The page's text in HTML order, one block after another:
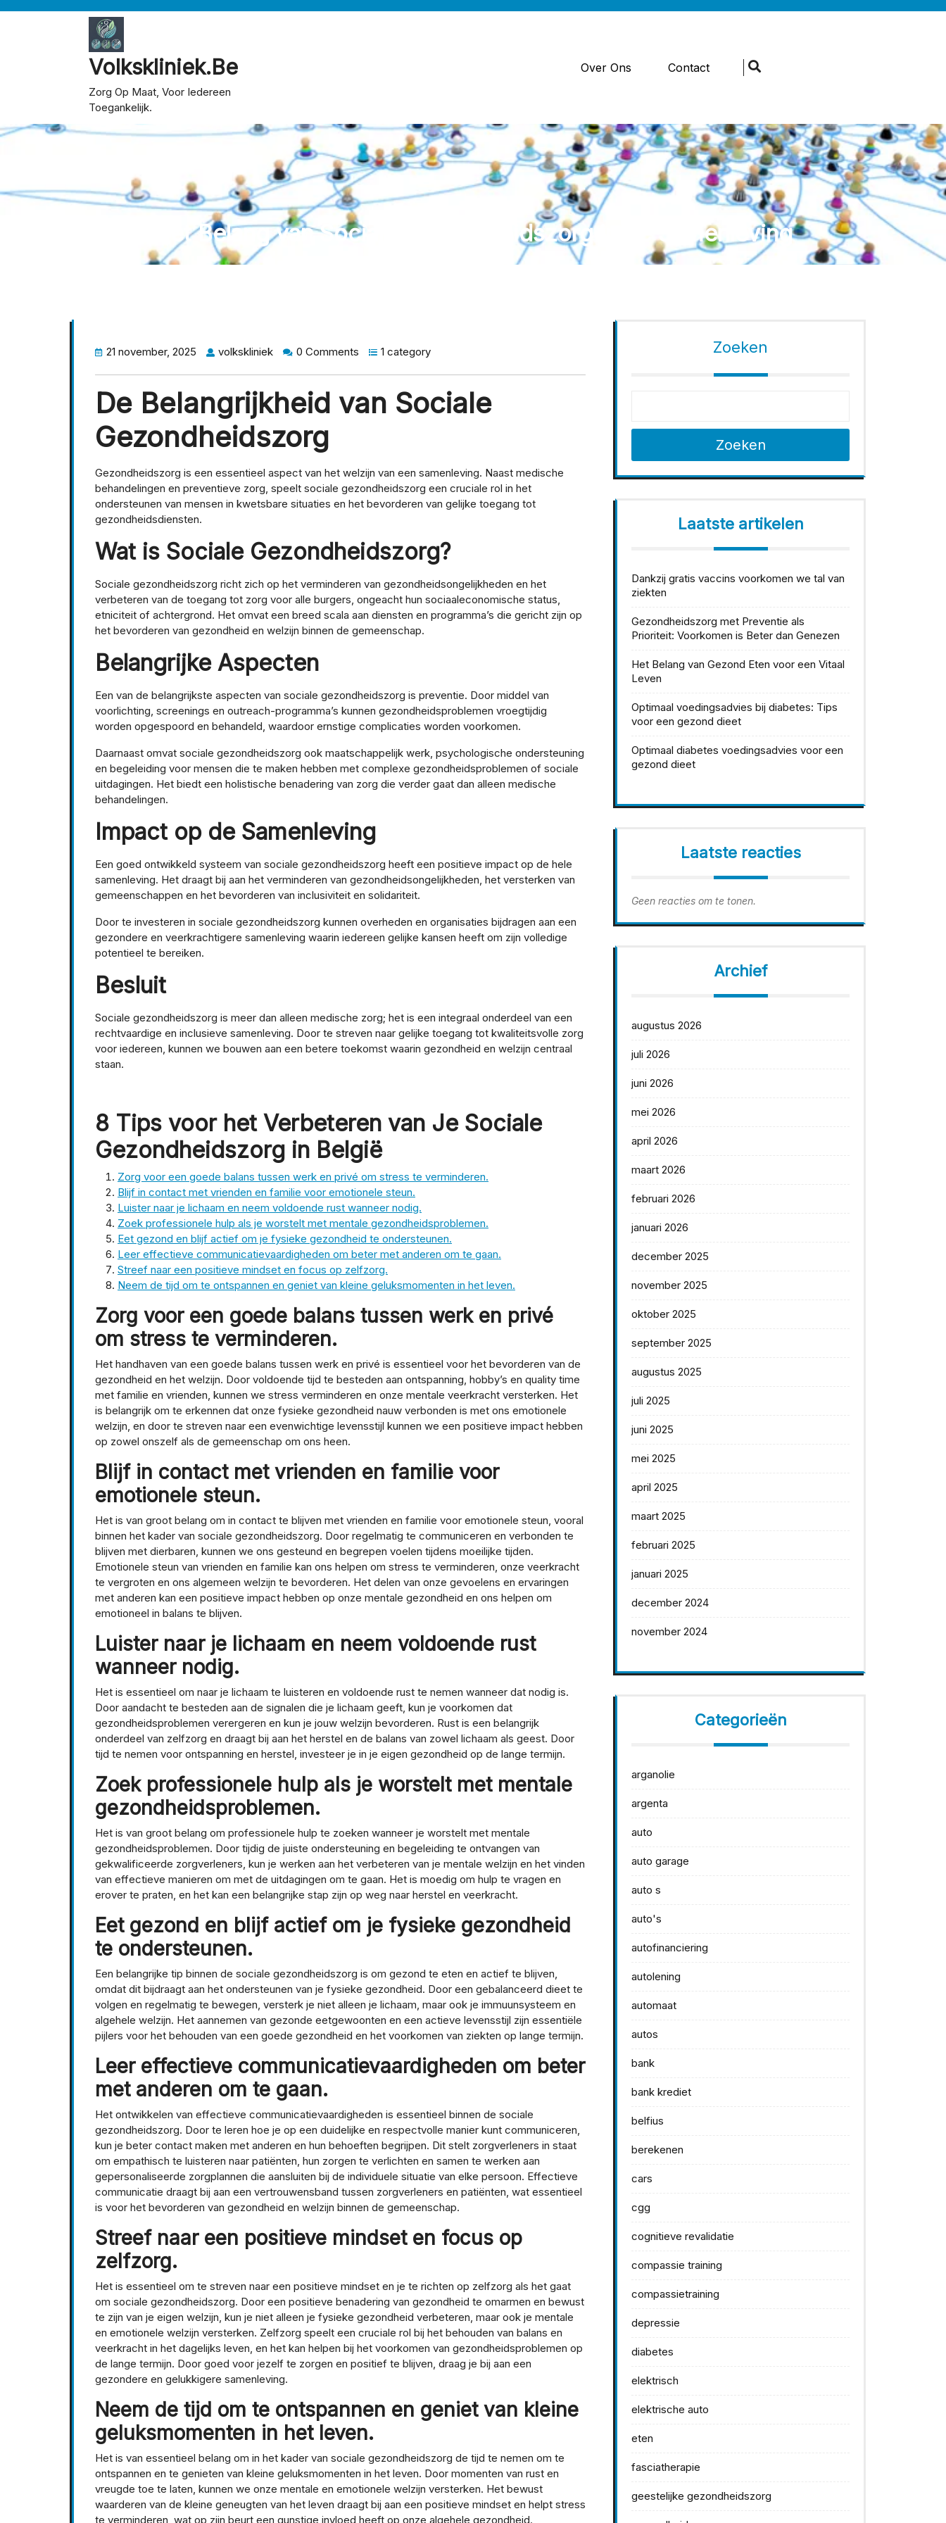
Volkskliniek.be
Zorg Op Maat, Voor Iedereen
Toegankelijk.
Over Ons Contact
Het Belang van Sociale Gezondheidszorg in de Samenleving
21 november, 2025 volkskliniek 0 Comments 1 category
De Belangrijkheid van Sociale
Gezondheidszorg
Gezondheidszorg is een essentieel aspect van het welzijn van een samenleving. Naast medische
behandelingen en preventieve zorg, speelt sociale gezondheidszorg een cruciale rol in het
ondersteunen van mensen in kwetsbare situaties en het bevorderen van gelijke toegang tot
gezondheidsdiensten.
Wat is Sociale Gezondheidszorg?
Sociale gezondheidszorg richt zich op het verminderen van gezondheidsongelijkheden en het
verbeteren van de toegang tot zorg voor alle burgers, ongeacht hun sociaaleconomische status,
etniciteit of achtergrond. Het omvat een breed scala aan diensten en programma’s die gericht zijn op
het bevorderen van gezondheid en welzijn binnen de gemeenschap.
Belangrijke Aspecten
Een van de belangrijkste aspecten van sociale gezondheidszorg is preventie. Door middel van
voorlichting, screenings en outreach-programma’s kunnen gezondheidsproblemen vroegtijdig
worden opgespoord en behandeld, waardoor ernstige complicaties worden voorkomen.
Daarnaast omvat sociale gezondheidszorg ook maatschappelijk werk, psychologische ondersteuning
en begeleiding voor mensen die te maken hebben met complexe gezondheidsproblemen of sociale
uitdagingen. Het biedt een holistische benadering van zorg die verder gaat dan alleen medische
behandelingen.
Impact op de Samenleving
Een goed ontwikkeld systeem van sociale gezondheidszorg heeft een positieve impact op de hele
samenleving. Het draagt bij aan het verminderen van gezondheidsongelijkheden, het versterken van
gemeenschappen en het bevorderen van inclusiviteit en solidariteit.
Door te investeren in sociale gezondheidszorg kunnen overheden en organisaties bijdragen aan een
gezondere en veerkrachtigere samenleving waarin iedereen gelijke kansen heeft om zijn volledige
potentieel te bereiken.
Besluit
Sociale gezondheidszorg is meer dan alleen medische zorg; het is een integraal onderdeel van een
rechtvaardige en inclusieve samenleving. Door te streven naar gelijke toegang tot kwaliteitsvolle zorg
voor iedereen, kunnen we bouwen aan een betere toekomst waarin gezondheid en welzijn centraal
staan.
8 Tips voor het Verbeteren van Je Sociale
Gezondheidszorg in België
Zorg voor een goede balans tussen werk en privé om stress te verminderen.
Blijf in contact met vrienden en familie voor emotionele steun.
Luister naar je lichaam en neem voldoende rust wanneer nodig.
Zoek professionele hulp als je worstelt met mentale gezondheidsproblemen.
Eet gezond en blijf actief om je fysieke gezondheid te ondersteunen.
Leer effectieve communicatievaardigheden om beter met anderen om te gaan.
Streef naar een positieve mindset en focus op zelfzorg.
Neem de tijd om te ontspannen en geniet van kleine geluksmomenten in het leven.
Zorg voor een goede balans tussen werk en privé
om stress te verminderen.
Het handhaven van een goede balans tussen werk en privé is essentieel voor het bevorderen van de
gezondheid en het welzijn. Door voldoende tijd te besteden aan ontspanning, hobby’s en quality time
met familie en vrienden, kunnen we stress verminderen en onze mentale veerkracht versterken. Het
is belangrijk om te erkennen dat onze fysieke gezondheid nauw verbonden is met ons emotionele
welzijn, en door te streven naar een evenwichtige levensstijl kunnen we een positieve impact hebben
op zowel onszelf als de gemeenschap om ons heen.
Blijf in contact met vrienden en familie voor
emotionele steun.
Het is van groot belang om in contact te blijven met vrienden en familie voor emotionele steun, vooral
binnen het kader van sociale gezondheidszorg. Door regelmatig te communiceren en verbonden te
blijven met dierbaren, kunnen we ons gesteund en begrepen voelen tijdens moeilijke tijden.
Emotionele steun van vrienden en familie kan ons helpen om stress te verminderen, onze veerkracht
te vergroten en ons algemeen welzijn te bevorderen. Het delen van onze gevoelens en ervaringen
met anderen kan een positieve impact hebben op onze mentale gezondheid en ons helpen om
emotioneel in balans te blijven.
Luister naar je lichaam en neem voldoende rust
wanneer nodig.
Het is essentieel om naar je lichaam te luisteren en voldoende rust te nemen wanneer dat nodig is.
Door aandacht te besteden aan de signalen die je lichaam geeft, kun je voorkomen dat
gezondheidsproblemen verergeren en kun je jouw welzijn bevorderen. Rust is een belangrijk
onderdeel van zelfzorg en draagt bij aan het herstel en de balans van zowel lichaam als geest. Door
tijd te nemen voor ontspanning en herstel, investeer je in je eigen gezondheid op de lange termijn.
Zoek professionele hulp als je worstelt met mentale
gezondheidsproblemen.
Het is van groot belang om professionele hulp te zoeken wanneer je worstelt met mentale
gezondheidsproblemen. Door tijdig de juiste ondersteuning en begeleiding te ontvangen van
gekwalificeerde zorgverleners, kun je werken aan het verbeteren van je mentale welzijn en het vinden
van effectieve manieren om met de uitdagingen om te gaan. Het is moedig om hulp te vragen en
erover te praten, en het kan een belangrijke stap zijn op weg naar herstel en veerkracht.
Eet gezond en blijf actief om je fysieke gezondheid
te ondersteunen.
Een belangrijke tip binnen de sociale gezondheidszorg is om gezond te eten en actief te blijven,
omdat dit bijdraagt aan het ondersteunen van je fysieke gezondheid. Door een gebalanceerd dieet te
volgen en regelmatig te bewegen, versterk je niet alleen je lichaam, maar ook je immuunsysteem en
algehele welzijn. Het aannemen van gezonde eetgewoonten en een actieve levensstijl zijn essentiële
pijlers voor het behouden van een goede gezondheid en het voorkomen van ziekten op lange termijn.
Leer effectieve communicatievaardigheden om beter
met anderen om te gaan.
Het ontwikkelen van effectieve communicatievaardigheden is essentieel binnen de sociale
gezondheidszorg. Door te leren hoe je op een duidelijke en respectvolle manier kunt communiceren,
kun je beter contact maken met anderen en hun behoeften begrijpen. Dit stelt zorgverleners in staat
om empathisch te luisteren naar patiënten, hun zorgen te verlichten en samen te werken aan
gepersonaliseerde zorgplannen die aansluiten bij de individuele situatie van elke persoon. Effectieve
communicatie draagt bij aan een vertrouwensband tussen zorgverleners en patiënten, wat essentieel
is voor het bevorderen van gezondheid en welzijn binnen de gemeenschap.
Streef naar een positieve mindset en focus op
zelfzorg.
Het is essentieel om te streven naar een positieve mindset en je te richten op zelfzorg als het gaat
om sociale gezondheidszorg. Door een positieve benadering van gezondheid te omarmen en bewust
te zijn van je eigen welzijn, kun je niet alleen je fysieke gezondheid verbeteren, maar ook je mentale
en emotionele welzijn versterken. Zelfzorg speelt een cruciale rol bij het behouden van balans en
veerkracht in het dagelijks leven, en het kan helpen bij het voorkomen van gezondheidsproblemen op
de lange termijn. Door goed voor jezelf te zorgen en positief te blijven, draag je bij aan een
gezondere en gelukkigere samenleving.
Neem de tijd om te ontspannen en geniet van kleine
geluksmomenten in het leven.
Het is van essentieel belang om in het kader van sociale gezondheidszorg de tijd te nemen om te
ontspannen en te genieten van kleine geluksmomenten in het leven. Door momenten van rust en
vreugde toe te laten, kunnen we onze mentale en emotionele welzijn versterken. Het bewust
waarderen van de kleine geneugten van het leven draagt bij aan een positieve mindset en helpt stress
te verminderen, wat op zijn beurt een gunstige invloed heeft op onze algehele gezondheid.
Zoeken
Zoeken
Laatste artikelen
Dankzij gratis vaccins voorkomen we tal van
ziekten
Gezondheidszorg met Preventie als
Prioriteit: Voorkomen is Beter dan Genezen
Het Belang van Gezond Eten voor een Vitaal
Leven
Optimaal voedingsadvies bij diabetes: Tips
voor een gezond dieet
Optimaal diabetes voedingsadvies voor een
gezond dieet
Laatste reacties
Geen reacties om te tonen.
Archief
augustus 2026
juli 2026
juni 2026
mei 2026
april 2026
maart 2026
februari 2026
januari 2026
december 2025
november 2025
oktober 2025
september 2025
augustus 2025
juli 2025
juni 2025
mei 2025
april 2025
maart 2025
februari 2025
januari 2025
december 2024
november 2024
Categorieën
arganolie
argenta
auto
auto garage
auto s
auto's
autofinanciering
autolening
automaat
autos
bank
bank krediet
belfius
berekenen
cars
cgg
cognitieve revalidatie
compassie training
compassietraining
depressie
diabetes
elektrisch
elektrische auto
eten
fasciatherapie
geestelijke gezondheidszorg